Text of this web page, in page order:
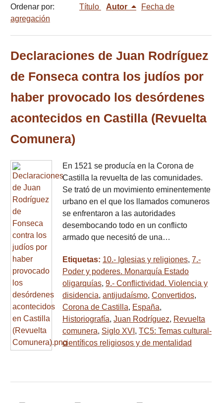
Ordenar por: Título Autor
Fecha de
agregación
Declaraciones de Juan Rodríguez
de Fonseca contra los judíos por
haber provocado los desórdenes
acontecidos en Castilla (Revuelta
Comunera)
En 1521 se producía en la Corona de
Castilla la revuelta de las comunidades.
Se trató de un movimiento eminentemente
urbano en el que los llamados comuneros
se enfrentaron a las autoridades
desembocando todo en un conflicto
armado que necesitó de una…
Etiquetas: 10.- Iglesias y religiones, 7.-
Poder y poderes. Monarquía Estado
oligarquías, 9.- Conflictividad. Violencia y
disidencia, antijudaísmo, Convertidos,
Corona de Castilla, España,
Historiografía, Juan Rodríguez, Revuelta
comunera, Siglo XVI , TC5: Temas cultural-
científicos religiosos y de mentalidad